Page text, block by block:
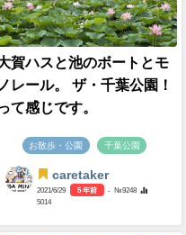
賀ハスと池のボートとモ
ノレール。 ザ・千葉公園！
て感じです。
お散歩・公園 千葉公園
caretaker
2021/6/29 5 年前
- №9248
5014